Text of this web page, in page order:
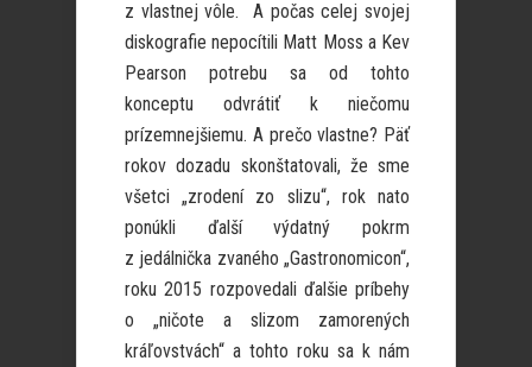
z vlastnej vôle. A počas celej svojej
diskografie nepocítili Matt Moss a Kev
Pearson potrebu sa od tohto
konceptu odvrátiť k niečomu
prízemnejšiemu. A prečo vlastne? Päť
rokov dozadu skonštatovali, že sme
všetci „zrodení zo slizu“, rok nato
ponúkli ďalší výdatný pokrm
z jedálnička zvaného „Gastronomicon“,
roku 2015 rozpovedali ďalšie príbehy
o „ničote a slizom zamorených
kráľovstvách“ a tohto roku sa k nám